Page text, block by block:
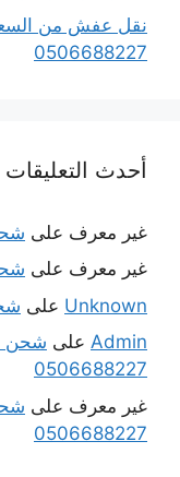
نقل عفش من
0506688227
أحدث التعليقات
غير معرف على
غير معرف على
Unknown على
Admin على شحن
0506688227
غير معرف على
0506688227